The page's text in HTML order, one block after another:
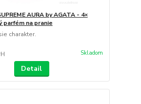
AURA by AGATA - 4×
parfém na pranie
charakter.
Skladom
Detail